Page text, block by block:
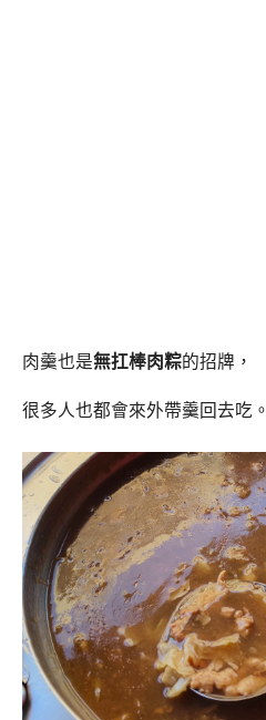
肉羹也是無扛棒肉粽的招牌，
很多人也都會來外帶羹回去吃。